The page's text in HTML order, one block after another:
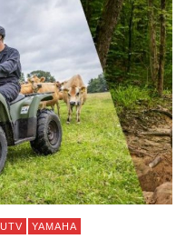
UTV YAMAHA